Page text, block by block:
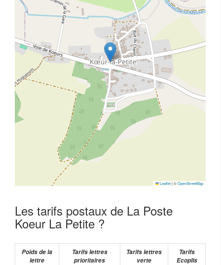
Leaflet|©OpenStreetMap
Les tarifs postaux de La Poste
Koeur La Petite ?
Poids de la
lettre
Tarifs lettres
prioritaires
Tarifs lettres
verte
Tarifs
Ecoplis